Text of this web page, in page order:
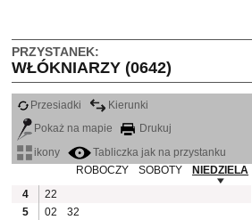
PRZYSTANEK:
WŁÓKNIARZY (0642)
Przesiadki
Kierunki
Pokaż na mapie
Drukuj
ikony
Tabliczka jak na przystanku
ROBOCZY
SOBOTY
NIEDZIELA
4
22
5
02
32